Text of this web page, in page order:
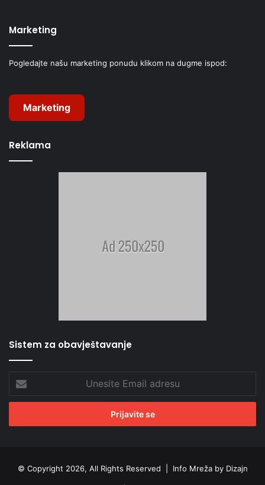
Marketing
Pogledajte našu marketing ponudu klikom na dugme ispod:
Marketing
Reklama
Sistem za obavještavanje
Email
adresu
© Copyright 2026, All Rights Reserved | Info Mreža by Dizajn